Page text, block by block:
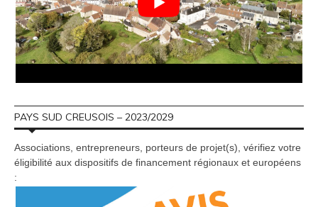
PAYS SUD CREUSOIS – 2023/2029
Associations, entrepreneurs, porteurs de projet(s), vérifiez votre
éligibilité aux dispositifs de financement régionaux et européens
: